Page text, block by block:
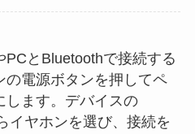
PCとBluetoothで接続する
の電源ボタンを押してペ
します。デバイスの
イヤホンを選び、接続を